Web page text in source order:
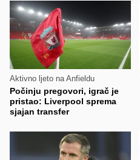
Aktivno ljeto na Anfieldu
Počinju pregovori, igrač je
pristao: Liverpool sprema
sjajan transfer